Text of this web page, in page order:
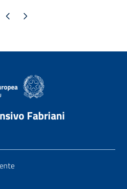
precedente
Pagina successiva
Fabriani